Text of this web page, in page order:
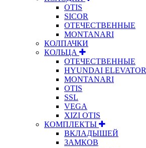
OTIS
SICOR
ОТЕЧЕСТВЕННЫЕ
MONTANARI
КОЛПАЧКИ
КОЛЬЦА
ОТЕЧЕСТВЕННЫЕ
HYUNDAI ELEVATOR
MONTANARI
OTIS
SSL
VEGA
XIZI OTIS
КОМПЛЕКТЫ
ВКЛАДЫШЕЙ
ЗАМКОВ